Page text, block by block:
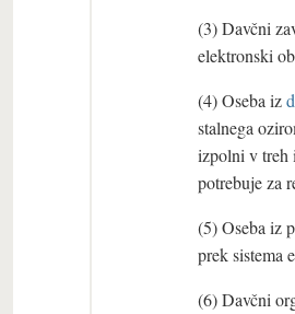
(3) Davčni
elektronski
(4) Oseba iz
stalnega
izpolni v treh
potrebuje za
(5) Oseba iz
prek sistema
(6) Davčni